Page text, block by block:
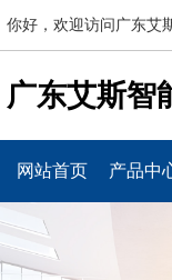
你好，欢迎访问广东艾
广东艾斯智
网站首页 产品中